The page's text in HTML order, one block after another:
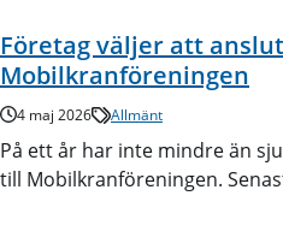
Företag väljer att
Mobilkranföreningen
4 maj 2026 Allmänt
På ett år har inte mindre än
till Mobilkranföreningen.